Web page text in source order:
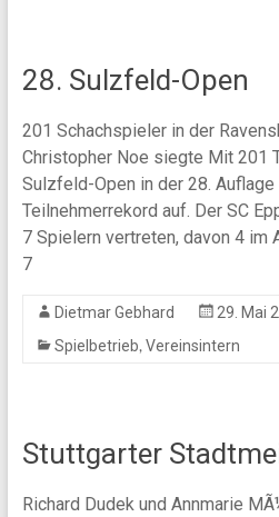
28. Sulzfeld-Open
201 Schachspieler in der
Christopher Noe siegte Mit 201
Sulzfeld-Open in der 28. Auflage
Teilnehmerrekord auf. Der SC
7 Spielern vertreten, davon 4 im
7
Dietmar Gebhard
29. Mai
Spielbetrieb, Vereinsintern
Stuttgarter
Richard Dudek und Annmarie